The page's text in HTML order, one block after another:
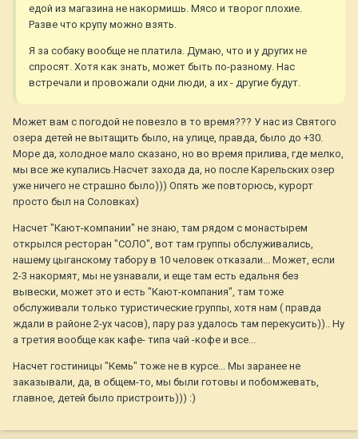
едой из магазина не накормишь. Мясо и творог плохие.
Разве что крупу можно взять.
Я за собаку вообще не платила. Думаю, что и у других не
спросят. Хотя как знать, может быть по-разному. Нас
встречали и провожали одни люди, а их - другие будут.
Может вам с погодой не повезло в то время??? У нас из Святого
озера детей не вытащить было, на улице, правда, было до +30.
Море да, холодное мало сказано, но во время прилива, где мелко,
мы все же купались.Насчет захода да, но после Карельских озер
уже ничего не страшно было))) Опять же повторюсь, курорт
просто был на Соловках)
Насчет "Кают-компании" не знаю, там рядом с монастырем
открылся ресторан "СОЛО", вот там группы обслуживались,
нашему цыганскому табору в 10 человек отказали... Может, если
2-3 накормят, мы не узнавали, и еще там есть едальня без
вывески, может это и есть "Кают-компания", там тоже
обслуживали только туристические группы, хотя нам ( правда
ждали в районе 2-ух часов), пару раз удалось там перекусить)).. Ну
а третия вообще как кафе- типа чай -кофе и все...
Насчет гостиницы "Кемь" тоже не в курсе... Мы заранее не
заказывали, да, в общем-то, мы были готовы и побомжевать,
главное, детей было пристроить))) :)